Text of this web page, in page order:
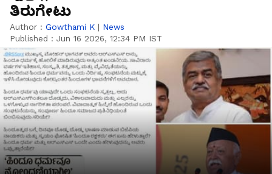
ತಿರುಗೇಟು
Author : Gowthami K | News
Published : Jun 16 2026, 12:34 PM IST